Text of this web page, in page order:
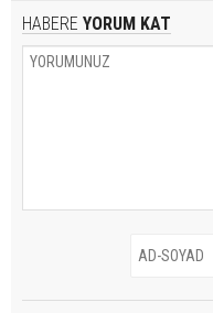
HABERE YORUM KAT